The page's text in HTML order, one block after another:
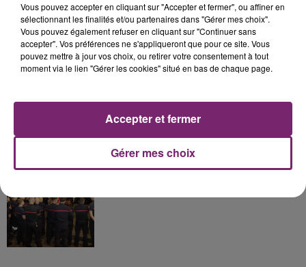
éclipse solaire du 12 Août 2026
158 pompiers de la région sont
Vous pouvez accepter en cliquant sur "Accepter et fermer", ou affiner en
sélectionnant les finalités et/ou partenaires dans "Gérer mes choix".
Vous pouvez également refuser en cliquant sur "Continuer sans
accepter". Vos préférences ne s'appliqueront que pour ce site. Vous
pouvez mettre à jour vos choix, ou retirer votre consentement à tout
moment via le lien "Gérer les cookies" situé en bas de chaque page.
Gérer mes choix
Accepter et fermer